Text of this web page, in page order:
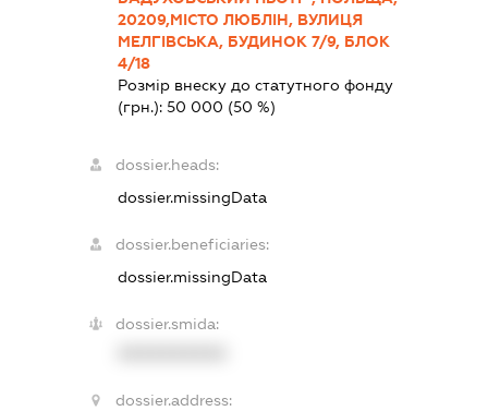
20209,МІСТО ЛЮБЛІН, ВУЛИЦЯ
МЕЛГІВСЬКА, БУДИНОК 7/9, БЛОК
4/18
Розмір внеску до статутного фонду
(грн.):50 000 (50 %)
dossier.heads:
dossier.missingData
dossier.beneficiaries:
dossier.missingData
dossier.smida:
dossier.address: